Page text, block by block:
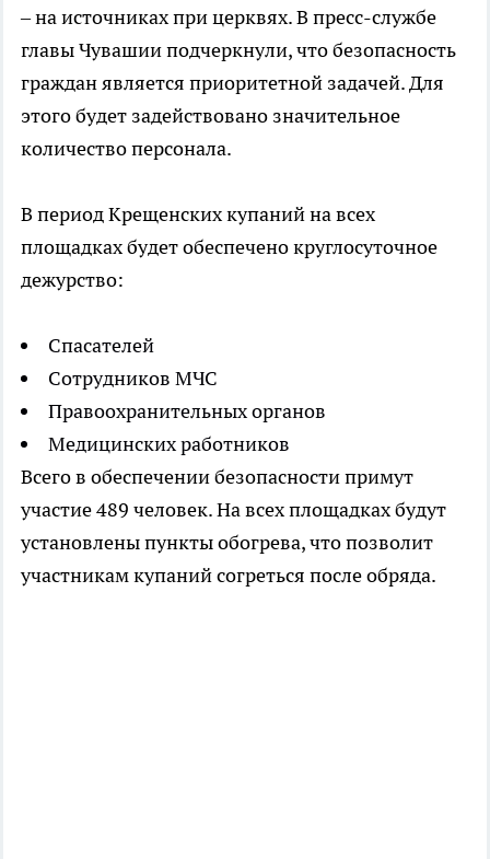
– на источниках при церквях. В пресс-службе
главы Чувашии подчеркнули, что безопасность
граждан является приоритетной задачей. Для
этого будет задействовано значительное
количество персонала.
В период Крещенских купаний на всех
площадках будет обеспечено круглосуточное
дежурство:
Спасателей
Сотрудников МЧС
Правоохранительных органов
Медицинских работников
Всего в обеспечении безопасности примут
участие 489 человек. На всех площадках будут
установлены пункты обогрева, что позволит
участникам купаний согреться после обряда.